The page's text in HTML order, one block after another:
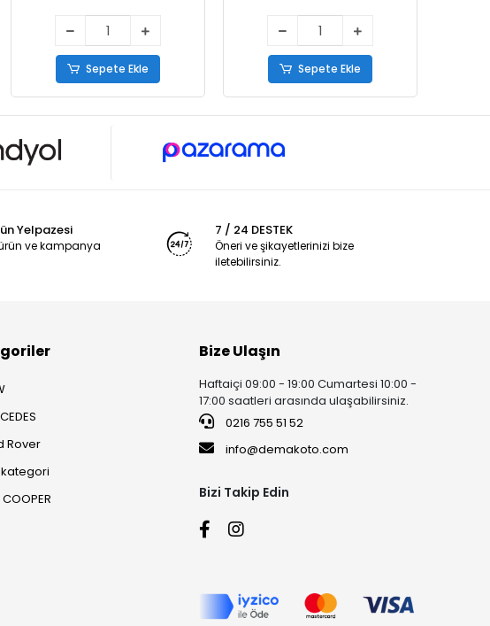
Sepete Ekle Sepete Ekle
Yelpazesi
ve kampanya
7 / 24 DESTEK
Öneri ve şikayetlerinizi bize
iletebilirsiniz.
Rover
Bize Ulaşın
Haftaiçi 09:00 - 19:00 Cumartesi 10:00 -
17:00 saatleri arasında ulaşabilirsiniz.
0216 755 51 52
info@demakoto.com
Bizi Takip Edin